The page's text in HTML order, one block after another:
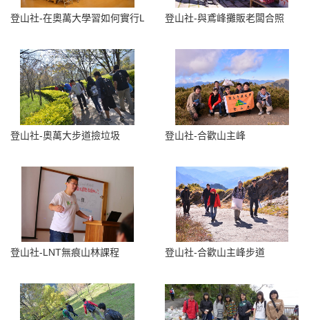
登山社-在奧萬大學習如何實行LNT無痕山林運動登山社-與鳶峰攤販老闆合照
登山社-奧萬大步道撿垃圾 登山社-合歡山主峰
登山社-LNT無痕山林課程 登山社-合歡山主峰步道